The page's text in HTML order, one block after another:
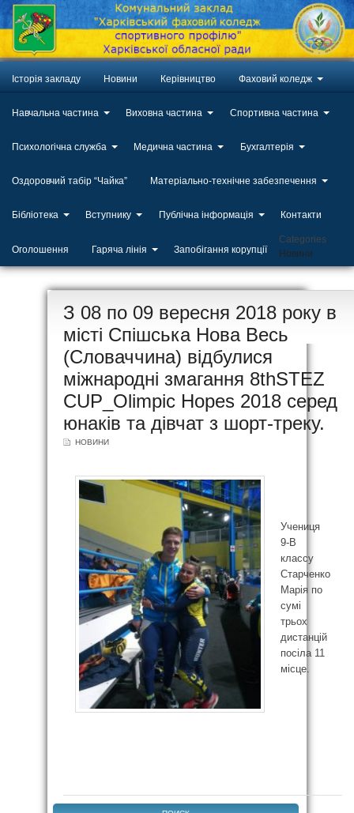
Історія закладу Новини Керівництво Фаховий коледж
Навчальна частина Виховна частина Спортивна частина
Психологічна служба Медична частина Бухгалтерія
Оздоровчий табір “Чайка” Матеріально-технічне забезпечення
Бібліотека Вступнику Публічна інформація Контакти
Оголошення Гаряча лінія Запобігання корупції
Categories
Новини
20
З 08 по 09 вересня 2018 року в
місті Спішська Нова Весь
(Словаччина) відбулися
міжнародні змагання 8thSTEZ
CUP_Olimpic Hopes 2018 серед
юнаків та дівчат з шорт-треку.
НОВИНИ
Учениця
9-В
классу
Старченко
Марія по
сумі
трьох
дистанцій
посіла 11
місце.